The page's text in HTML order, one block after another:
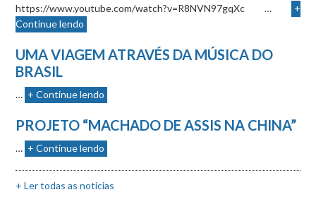
https://www.youtube.com/watch?v=R8NVN97gqXc …
+
Continue lendo
UMA VIAGEM ATRAVÉS DA MÚSICA DO
BRASIL
… + Continue lendo
PROJETO “MACHADO DE ASSIS NA CHINA”
… + Continue lendo
+ Ler todas as notícias